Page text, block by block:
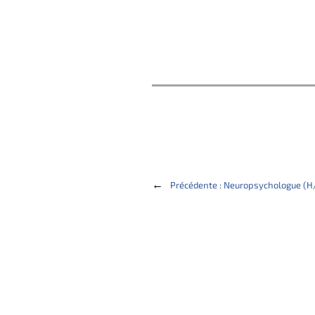
← Précédente : Neuropsychologue